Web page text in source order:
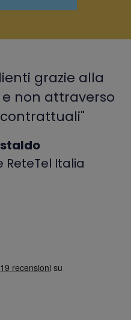
grazie alla
non attraverso
Italia